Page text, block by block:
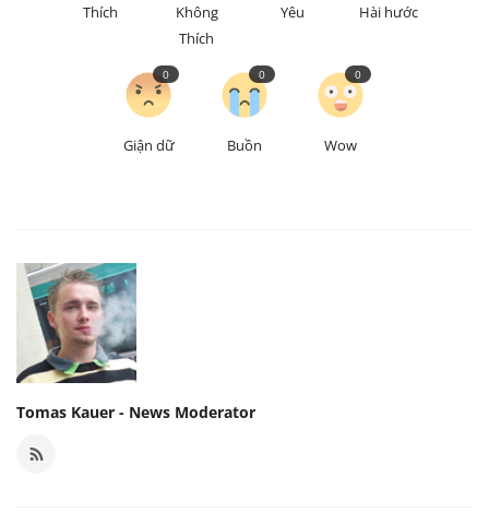
Thích
Không
Thích
Yêu Hài hước
Giận dữ
0
Buồn
0
Wow
0
Tomas Kauer - News Moderator